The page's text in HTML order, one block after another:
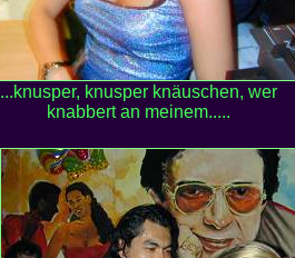
...knusper, knusper knäuschen, wer
knabbert an meinem.....